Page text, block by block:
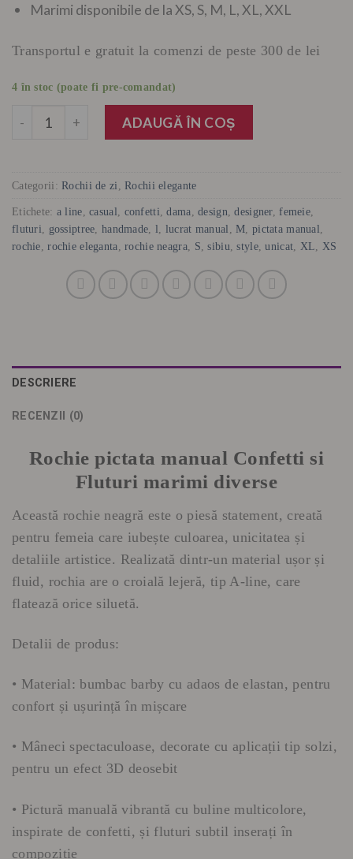
Marimi disponibile de la XS, S, M, L, XL, XXL
Transportul e gratuit la comenzi de peste 300 de lei
4 în stoc (poate fi pre-comandat)
Cantitate ADAUGĂ ÎN COȘ
Categorii:Rochii de zi ,Rochii elegante
Etichete: a line ,casual confetti ,dama ,design ,designer,femeie
fluturi
gossiptree ,handmade l lucrat manual ,M pictata manual
rochie ,rochie eleganta ,rochie neagra S ,sibiu ,style,unicat XL XS
DESCRIERE
RECENZII (0)
Rochie pictata manual Confetti si
Fluturi marimi diverse
Această rochie neagră este o piesă statement, creată
pentru femeia care iubește culoarea, unicitatea și
detaliile artistice. Realizată dintr-un material ușor și
fluid, rochia are o croială lejeră, tip A-line, care
flatează orice siluetă.
Detalii de produs:
• Material: bumbac barby cu adaos de elastan, pentru
confort și ușurință în mișcare
• Mâneci spectaculoase, decorate cu aplicații tip solzi,
pentru un efect 3D deosebit
• Pictură manuală vibrantă cu buline multicolore,
inspirate de confetti, și fluturi subtil inserați în
compoziție